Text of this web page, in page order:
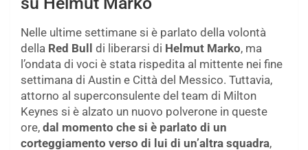
Nelle ultime settimane si è parlato della volontà
della Red Bull di liberarsi di Helmut Marko, ma
l’ondata di voci è stata rispedita al mittente nei fine
settimana di Austin e Città del Messico. Tuttavia,
attorno al superconsulente del team di Milton
Keynes si è alzato un nuovo polverone in queste
ore, dal momento che si è parlato di un
corteggiamento verso di lui di un’altra squadra,